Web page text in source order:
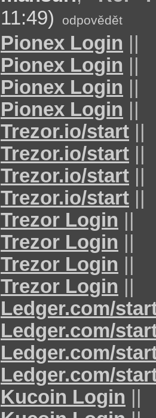
11:49)
odpovědět
Pionex Login ||
Pionex Login ||
Pionex Login ||
Pionex Login ||
Trezor.io/start ||
Trezor.io/start ||
Trezor.io/start ||
Trezor.io/start ||
Trezor Login ||
Trezor Login ||
Trezor Login ||
Trezor Login ||
Ledger.com/
Ledger.com/
Ledger.com/
Ledger.com/
Kucoin Login ||